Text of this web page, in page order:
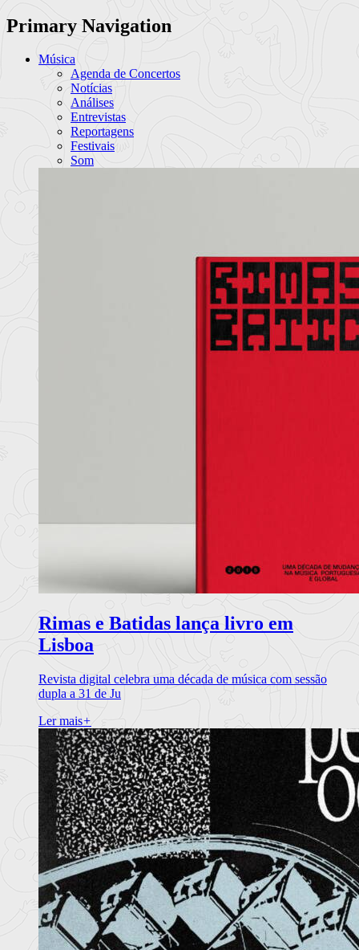
Primary Navigation
Música
Agenda de Concertos
Notícias
Análises
Entrevistas
Reportagens
Festivais
Som
Rimas e Batidas lança livro em
Lisboa
Revista digital celebra uma década de música com sessão
dupla a 31 de Ju
Ler mais+